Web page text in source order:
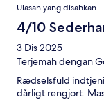
Ulasan yang disahkan
4/10
3 Dis 2025
Terjemah dengan
Rædselsfuld
dårligt rengjort.